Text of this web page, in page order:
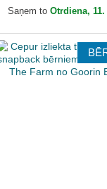
Farm no Goorin Bros.
Saņem to Otrdiena,